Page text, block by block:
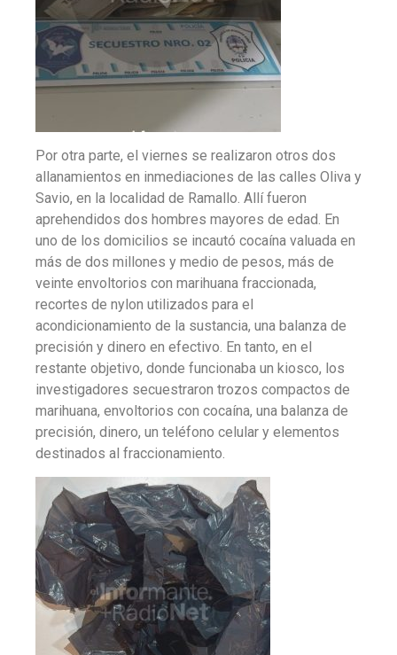
Por otra parte, el viernes se realizaron otros dos
allanamientos en inmediaciones de las calles Oliva y
Savio, en la localidad de Ramallo. Allí fueron
aprehendidos dos hombres mayores de edad. En
uno de los domicilios se incautó cocaína valuada en
más de dos millones y medio de pesos, más de
veinte envoltorios con marihuana fraccionada,
recortes de nylon utilizados para el
acondicionamiento de la sustancia, una balanza de
precisión y dinero en efectivo. En tanto, en el
restante objetivo, donde funcionaba un kiosco, los
investigadores secuestraron trozos compactos de
marihuana, envoltorios con cocaína, una balanza de
precisión, dinero, un teléfono celular y elementos
destinados al fraccionamiento.